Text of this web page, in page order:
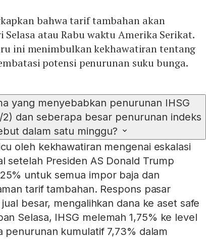
bahwa tarif tambahan akan
atau Rabu waktu Amerika Serikat.
ini menimbulkan kekhawatiran tentang
potensi penurunan suku bunga.
yang menyebabkan penurunan IHSG
2) dan seberapa besar penurunan indeks
dalam satu minggu?
oleh kekhawatiran mengenai eskalasi
setelah Presiden AS Donald Trump
untuk semua impor baja dan
tarif tambahan. Respons pasar
besar, mengalihkan dana ke aset safe
Selasa, IHSG melemah 1,75% ke level
penurunan kumulatif 7,73% dalam